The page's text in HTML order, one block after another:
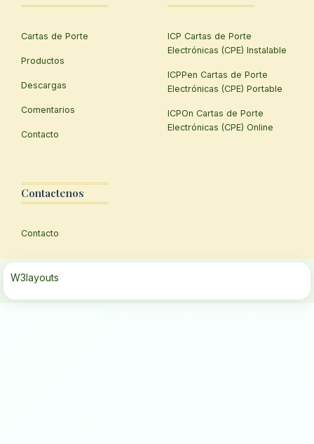
Cartas de Porte
Productos
Descargas
Comentarios
Contacto
ICP Cartas de Porte
Electrónicas (CPE) Instalable
ICPPen Cartas de Porte
Electrónicas (CPE) Portable
ICPOn Cartas de Porte
Electrónicas (CPE) Online
Contactenos
Contacto
W3layouts